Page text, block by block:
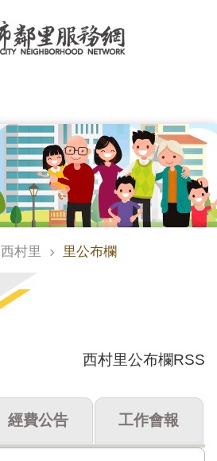
西村里 里公布欄
西村里公布欄RSS
經費公告 工作會報